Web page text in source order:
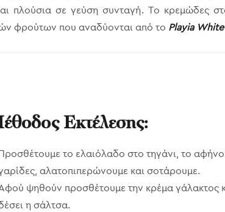
πλούσια σε γεύση συνταγή. Το κρεμώδες
φρούτων που αναδύονται από το Playia
Εκτέλεσης:
το ελαιόλαδο στο τηγάνι, το
αλατοπιπερώνουμε και σοτάρουμε.
ψηθούν προσθέτουμε την κρέμα γάλακτος
η σάλτσα.